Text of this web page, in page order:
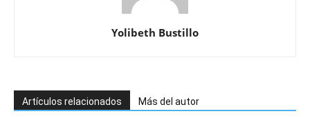
Yolibeth Bustillo
Artículos relacionados Más del autor